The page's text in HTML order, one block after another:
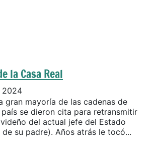
la Casa Real
2024
gran mayoría de las cadenas de
se dieron cita para retransmitir
del actual jefe del Estado
su padre). Años atrás le tocó...